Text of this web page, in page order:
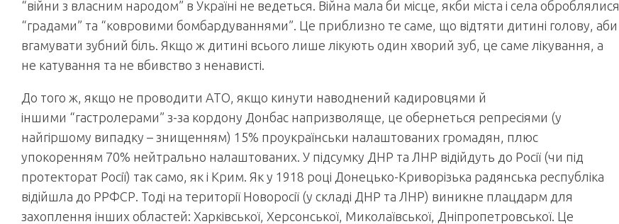
“війни з власним народом” в Україні не ведеться. Війна мала би місце, якби міста і села оброблялися
“градами” та “ковровими бомбардуваннями”. Це приблизно те саме, що відтяти дитині голову, аби
вгамувати зубний біль. Якщо ж дитині всього лише лікують один хворий зуб, це саме лікування, а
не катування та не вбивство з ненависті.
До того ж, якщо не проводити АТО, якщо кинути наводнений кадировцями й
іншими “гастролерами” з-за кордону Донбас напризволяще, це обернеться репресіями (у
найгіршому випадку – знищенням) 15% проукраїнськи налаштованих громадян, плюс
упокоренням 70% нейтрально налаштованих. У підсумку ДНР та ЛНР відійдуть до Росії (чи під
протекторат Росії) так само, як і Крим. Як у 1918 році Донецько-Криворізька радянська республіка
відійшла до РРФСР. Тоді на території Новоросії (у складі ДНР та ЛНР) виникне плацдарм для
захоплення інших областей: Харківської, Херсонської, Миколаївської, Дніпропетровської. Це